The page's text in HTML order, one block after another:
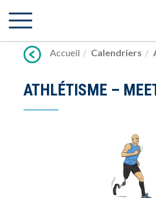
vers
Accueil
Calendriers
ATHLÉTISME –